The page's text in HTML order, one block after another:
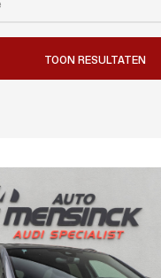
TOON RESULTATEN